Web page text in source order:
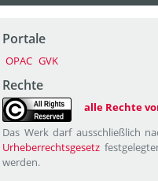
Portale
OPAC GVK
Rechte
alle Rechte
Das Werk darf ausschließlich
Urheberrechtsgesetz
werden.